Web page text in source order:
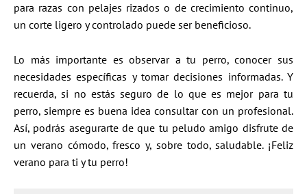
para razas con pelajes rizados o de crecimiento continuo,
un corte ligero y controlado puede ser beneficioso.
Lo más importante es observar a tu perro, conocer sus
necesidades específicas y tomar decisiones informadas. Y
recuerda, si no estás seguro de lo que es mejor para tu
perro, siempre es buena idea consultar con un profesional.
Así, podrás asegurarte de que tu peludo amigo disfrute de
un verano cómodo, fresco y, sobre todo, saludable. ¡Feliz
verano para ti y tu perro!